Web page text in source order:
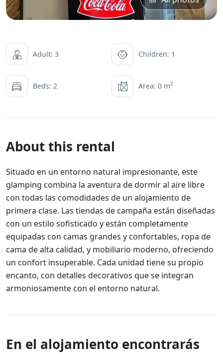
Adult: 3 Children: 1
Beds: 2 Area: 0 m2
About this rental
Situado en un entorno natural impresionante, este
glamping combina la aventura de dormir al aire libre
con todas las comodidades de un alojamiento de
primera clase. Las tiendas de campaña están diseñadas
con un estilo sofisticado y están completamente
equipadas con camas grandes y confortables, ropa de
cama de alta calidad, y mobiliario moderno, ofreciendo
un confort insuperable. Cada unidad tiene su propio
encanto, con detalles decorativos que se integran
armoniosamente con el entorno natural.
En el alojamiento encontrarás